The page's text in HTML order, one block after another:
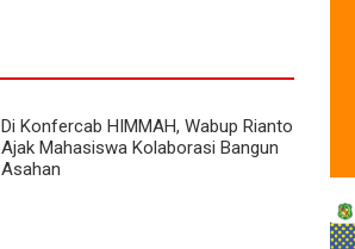
Di Konfercab HIMMAH, Wabup Rianto
Ajak Mahasiswa Kolaborasi Bangun
Asahan